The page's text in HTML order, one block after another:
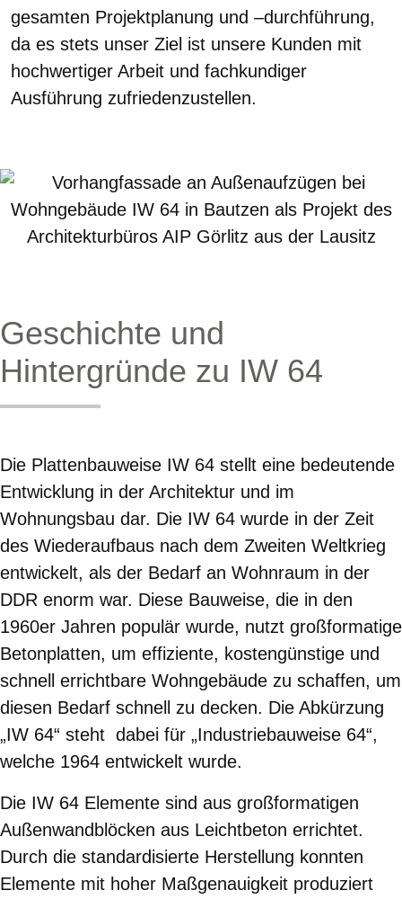
gesamten Projektplanung und –durchführung,
da es stets unser Ziel ist unsere Kunden mit
hochwertiger Arbeit und fachkundiger
Ausführung zufriedenzustellen.
Geschichte und
Hintergründe zu IW 64
Die Plattenbauweise IW 64 stellt eine bedeutende
Entwicklung in der Architektur und im
Wohnungsbau dar. Die IW 64 wurde in der Zeit
des Wiederaufbaus nach dem Zweiten Weltkrieg
entwickelt, als der Bedarf an Wohnraum in der
DDR enorm war. Diese Bauweise, die in den
1960er Jahren populär wurde, nutzt großformatige
Betonplatten, um effiziente, kostengünstige und
schnell errichtbare Wohngebäude zu schaffen, um
diesen Bedarf schnell zu decken. Die Abkürzung
„IW 64“ steht dabei für „Industriebauweise 64“,
welche 1964 entwickelt wurde.
Die IW 64 Elemente sind aus großformatigen
Außenwandblöcken aus Leichtbeton errichtet.
Durch die standardisierte Herstellung konnten
Elemente mit hoher Maßgenauigkeit produziert